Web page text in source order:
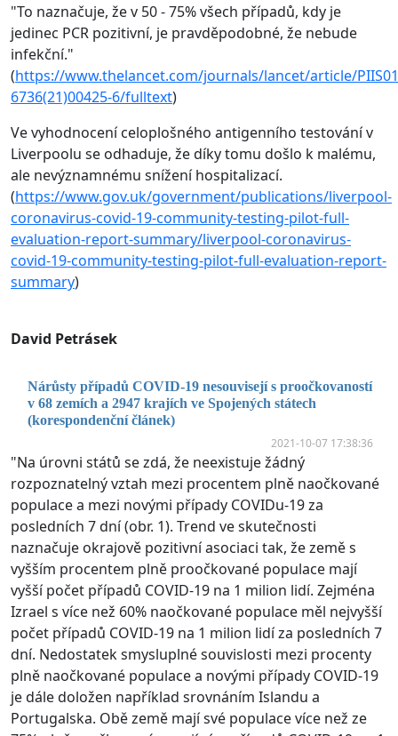
"To naznačuje, že v 50 - 75% všech případů, kdy je
jedinec PCR pozitivní, je pravděpodobné, že nebude
infekční."
(https://www.thelancet.com/journals/lancet/article/
6736(21)00425-6/fulltext)
Ve vyhodnocení celoplošného antigenního testování v
Liverpoolu se odhaduje, že díky tomu došlo k malému,
ale nevýznamnému snížení hospitalizací.
(https://www.gov.uk/government/publications/liverpool-
coronavirus-covid-19-community-testing-pilot-full-
evaluation-report-summary/liverpool-coronavirus-
covid-19-community-testing-pilot-full-evaluation-report-
summary)
David Petrásek
Nárůsty případů COVID-19 nesouvisejí s proočkovaností
v 68 zemích a 2947 krajích ve Spojených státech
(korespondenční článek)
2021-10-07 17:38:36
"Na úrovni států se zdá, že neexistuje žádný
rozpoznatelný vztah mezi procentem plně naočkované
populace a mezi novými případy COVIDu-19 za
posledních 7 dní (obr. 1). Trend ve skutečnosti
naznačuje okrajově pozitivní asociaci tak, že země s
vyšším procentem plně proočkované populace mají
vyšší počet případů COVID-19 na 1 milion lidí. Zejména
Izrael s více než 60% naočkované populace měl nejvyšší
počet případů COVID-19 na 1 milion lidí za posledních 7
dní. Nedostatek smysluplné souvislosti mezi procenty
plně naočkované populace a novými případy COVID-19
je dále doložen například srovnáním Islandu a
Portugalska. Obě země mají své populace více než ze